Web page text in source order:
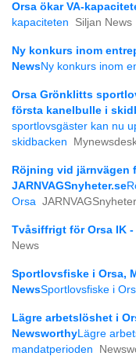
Orsa ökar VA-
kapaciteten
Siljan News
Ny konkurs inom
NewsNy konkurs inom
Orsa Grönklitts
första kanelbulle i
sportlovsgäster kan nu
skidbacken
Röjning vid järnvägen
JARNVAGSnyheter.se
Orsa
Tvåsiffrigt för Orsa IK -
News
Sportlovsfiske i Orsa,
NewsSportlovsfiske i
Lägre arbetslöshet i
NewsworthyLägre
mandatperioden